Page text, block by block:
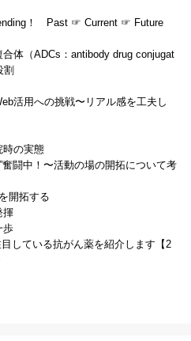
！ Past ☞ Current ☞ Future
体（ADCs：antibody drug conjugat
割
活用への挑戦〜リアル感を工夫し
の実態
闘中！〜活動の場の開拓について考
開拓する
揮
歩
している抗がん薬を紹介します【2